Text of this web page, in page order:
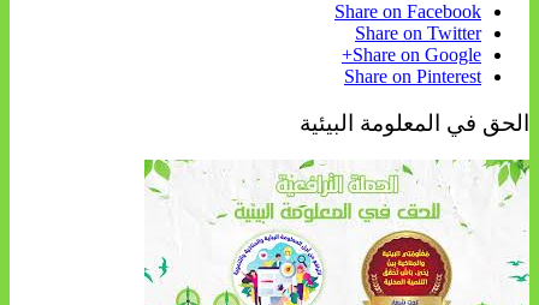
Share on Facebook
Share on Twitter
Share on Google+
Share on Pinterest
الحق في المعلومة البيئية